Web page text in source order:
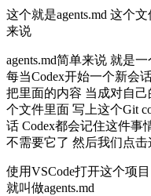
这个就是agents.md 这个
来说
agents.md简单来说 就是
每当Codex开始一个新会
把里面的内容 当成对自
个文件里面 写上这个Git
话 Codex都会记住这件事
不需要它了 然后我们点击
使用VSCode打开这个项
就叫做agents.md